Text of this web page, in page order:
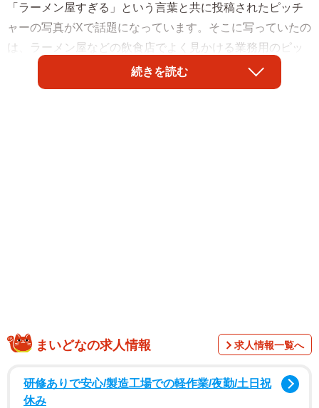
「ラーメン屋すぎる」という言葉と共に投稿されたピッチ
ャーの写真がXで話題になっています。そこに写っていたの
は、ラーメン屋などの飲食店でよく見かける業務用のピッ
チャー。自宅の食卓に置くだけでその場をラーメン屋の店
内のような雰囲気にしてしまう存在感に、「これでキンキ
続きを読む
まいどなの求人情報 求人情報一覧へ
研修ありで安心/製造工場での軽作業/夜勤/土日祝
休み